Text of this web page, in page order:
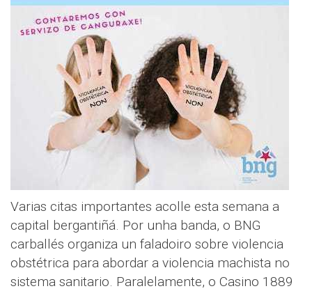
Varias citas importantes acolle esta semana a
capital bergantiñá. Por unha banda, o BNG
carballés organiza un faladoiro sobre violencia
obstétrica para abordar a violencia machista no
sistema sanitario. Paralelamente, o Casino 1889